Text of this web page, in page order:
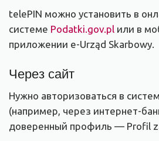
telePIN можно установить в
системе Podatki.gov.pl или в
приложении e-Urząd Skarbowy.
Через сайт
Нужно авторизоваться в
(например, через интернет-
доверенный профиль — Profil